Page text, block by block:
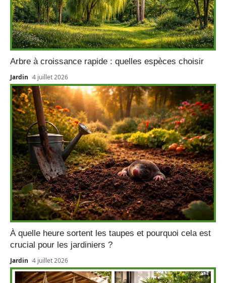
Arbre à croissance rapide : quelles espèces choisir
Jardin 4 juillet 2026
À quelle heure sortent les taupes et pourquoi cela est
crucial pour les jardiniers ?
Jardin 4 juillet 2026